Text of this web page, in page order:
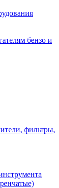
бензо и
фильтры,